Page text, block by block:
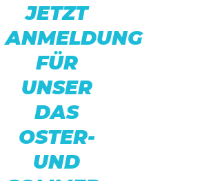
JETZT
ANMELDUNG
FÜR
UNSER
DAS
OSTER-
UND